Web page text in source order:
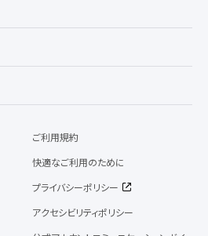
ご利用規約
快適なご利用のために
プライバシーポリシー
アクセシビリティポリシー